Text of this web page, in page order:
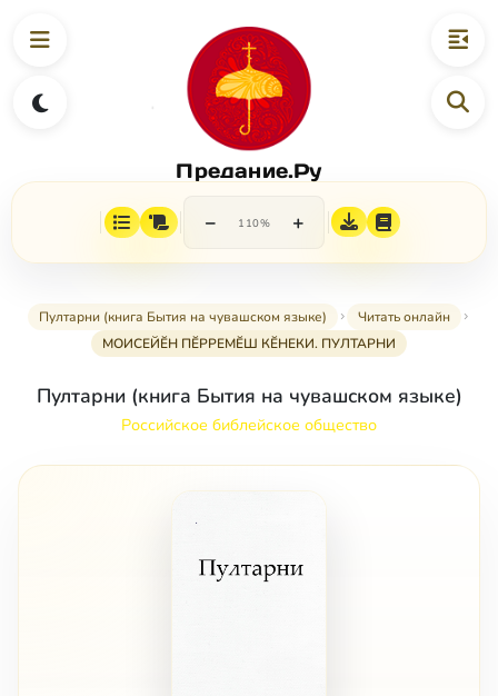
Предание.Ру
− 110% +
Пултарни (книга Бытия на чувашском языке)
Читать онлайн
МОИСЕЙӖН ПӖРРЕМӖШ КӖНЕКИ. ПУЛТАРНИ
Пултарни (книга Бытия на чувашском языке)
Российское библейское общество